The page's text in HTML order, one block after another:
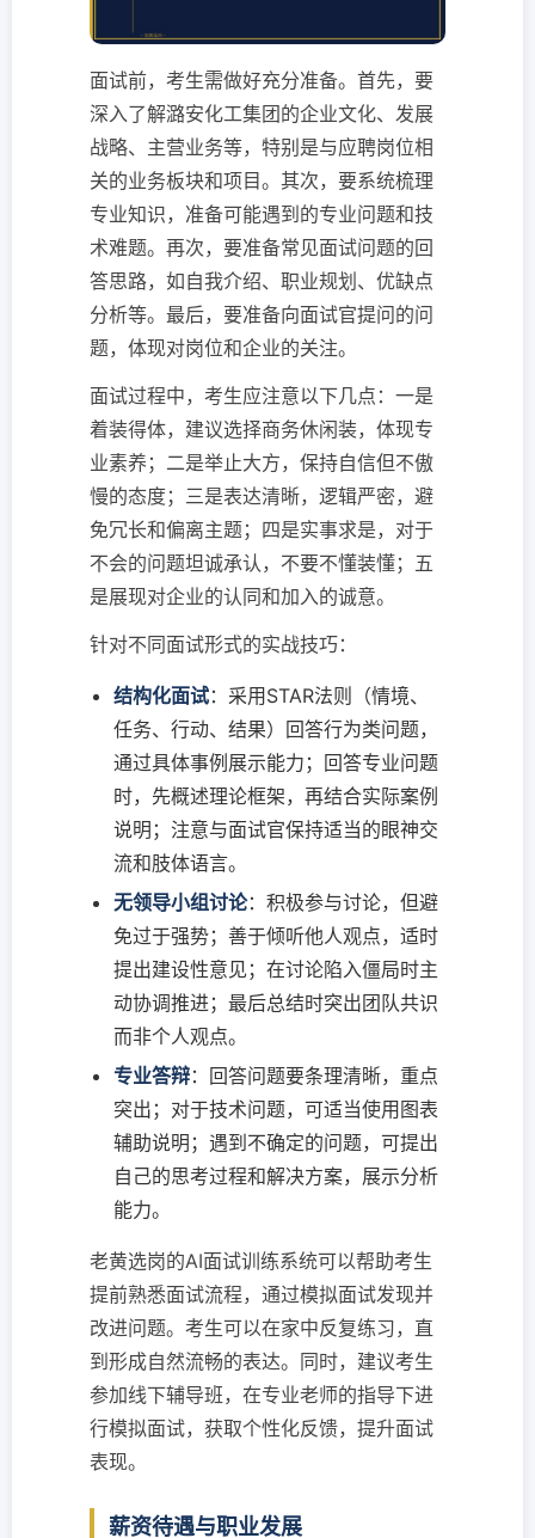
面试前，考生需做好充分准备。首先，要
深入了解潞安化工集团的企业文化、发展
战略、主营业务等，特别是与应聘岗位相
关的业务板块和项目。其次，要系统梳理
专业知识，准备可能遇到的专业问题和技
术难题。再次，要准备常见面试问题的回
答思路，如自我介绍、职业规划、优缺点
分析等。最后，要准备向面试官提问的问
题，体现对岗位和企业的关注。
面试过程中，考生应注意以下几点：一是
着装得体，建议选择商务休闲装，体现专
业素养；二是举止大方，保持自信但不傲
慢的态度；三是表达清晰，逻辑严密，避
免冗长和偏离主题；四是实事求是，对于
不会的问题坦诚承认，不要不懂装懂；五
是展现对企业的认同和加入的诚意。
针对不同面试形式的实战技巧：
结构化面试：采用STAR法则（情境、
任务、行动、结果）回答行为类问题，
通过具体事例展示能力；回答专业问题
时，先概述理论框架，再结合实际案例
说明；注意与面试官保持适当的眼神交
流和肢体语言。
无领导小组讨论：积极参与讨论，但避
免过于强势；善于倾听他人观点，适时
提出建设性意见；在讨论陷入僵局时主
动协调推进；最后总结时突出团队共识
而非个人观点。
专业答辩：回答问题要条理清晰，重点
突出；对于技术问题，可适当使用图表
辅助说明；遇到不确定的问题，可提出
自己的思考过程和解决方案，展示分析
能力。
老黄选岗的AI面试训练系统可以帮助考生
提前熟悉面试流程，通过模拟面试发现并
改进问题。考生可以在家中反复练习，直
到形成自然流畅的表达。同时，建议考生
参加线下辅导班，在专业老师的指导下进
行模拟面试，获取个性化反馈，提升面试
表现。
薪资待遇与职业发展